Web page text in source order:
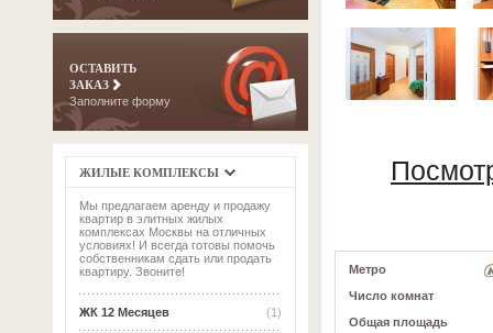
ОСТАВИТЬ
ЗАКАЗ
Заполните форму
ЖИЛЫЕ КОМПЛЕКСЫ
Мы предлагаем аренду и продажу
квартир в элитных жилых
комплексах Москвы на отличных
условиях! И всегда готовы помочь
собственникам сдать или продать
квартиру. Звоните!
(1)
ЖК 12 Месяцев
Метро
Число комнат
Общая площадь